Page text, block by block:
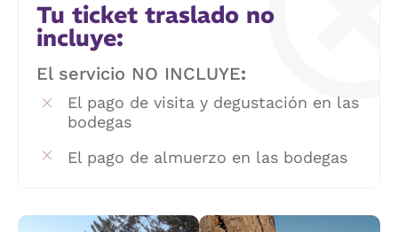
Tu ticket traslado no
incluye:
El servicio NO INCLUYE:
El pago de visita y degustación en las
bodegas
El pago de almuerzo en las bodegas